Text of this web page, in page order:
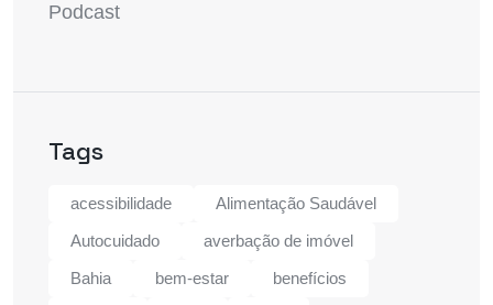
Podcast
Tags
acessibilidade
Alimentação Saudável
Autocuidado
averbação de imóvel
Bahia
bem-estar
benefícios